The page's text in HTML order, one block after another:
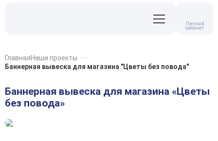
Личный
кабинет
ГлавнаяНаши проекты
Баннерная вывеска для магазина "Цветы без повода"
Баннерная вывеска для магазина «Цветы
без повода»